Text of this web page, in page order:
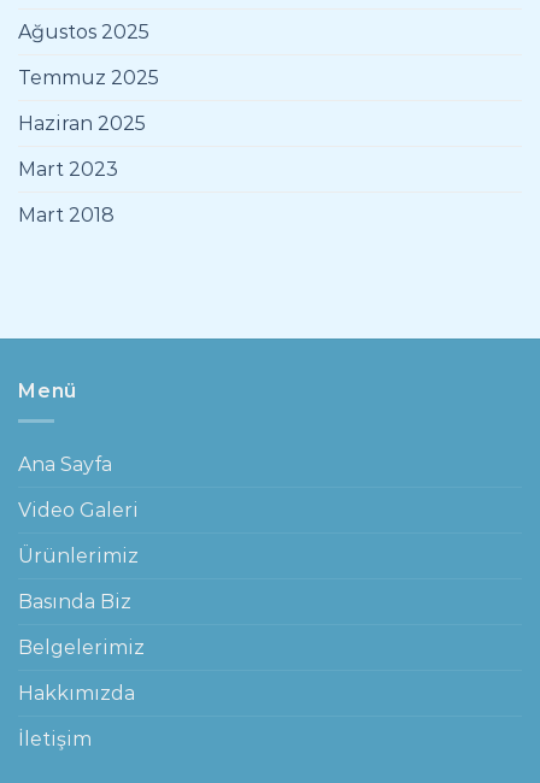
Ağustos 2025
Temmuz 2025
Haziran 2025
Mart 2023
Mart 2018
Menü
Ana Sayfa
Video Galeri
Ürünlerimiz
Basında Biz
Belgelerimiz
Hakkımızda
İletişim